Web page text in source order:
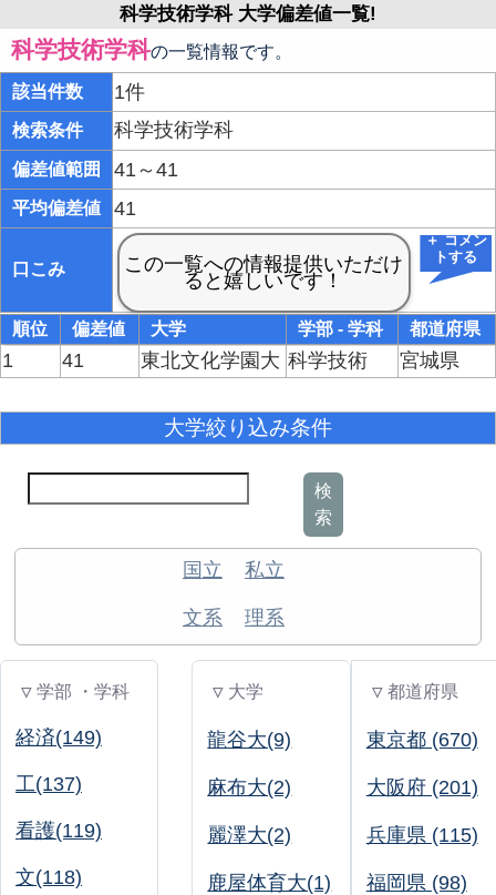
科学技術学科 大学偏差値一覧!
科学技術学科の一覧情報です。
該当件数 1件
検索条件 科学技術学科
偏差値範囲 41～41
平均偏差値 41
口こみ
＋ コメン
トする
順位 偏差値 大学 学部 - 学科 都道府県
1 41 東北文化学園大 科学技術 宮城県
大学絞り込み条件
検
索
国立 私立
文系 理系
▽ 学部 ・学科
経済(149)
工(137)
看護(119)
文(118)
▽ 大学
龍谷大(9)
麻布大(2)
麗澤大(2)
鹿屋体育大(1)
▽ 都道府県
東京都 (670)
大阪府 (201)
兵庫県 (115)
福岡県 (98)